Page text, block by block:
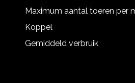
Maximum aantal toeren per
Koppel
Gemiddeld verbruik